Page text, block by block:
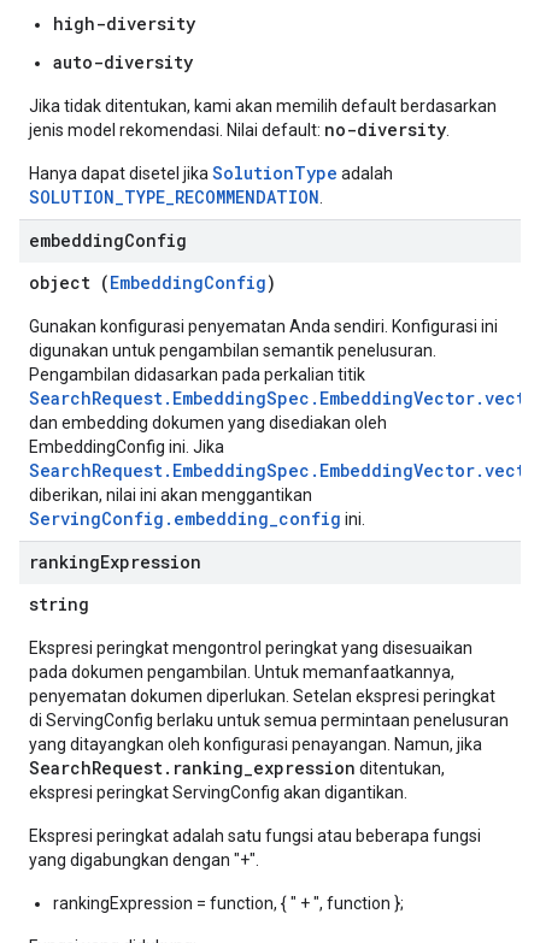
high-diversity
auto-diversity
Jika tidak ditentukan, kami akan memilih default berdasarkan
jenis model rekomendasi. Nilai default: no-diversity
Hanya dapat disetel jika SolutionType adalah
SOLUTION_TYPE_RECOMMENDATION
embeddingConfig
object (EmbeddingConfig)
Gunakan konfigurasi penyematan Anda sendiri. Konfigurasi ini
digunakan untuk pengambilan semantik penelusuran.
Pengambilan didasarkan pada perkalian titik
dan embedding dokumen yang disediakan oleh
EmbeddingConfig ini. Jika
diberikan, nilai ini akan menggantikan
ServingConfig.embedding_config ini.
rankingExpression
string
Ekspresi peringkat mengontrol peringkat yang disesuaikan
pada dokumen pengambilan. Untuk memanfaatkannya,
penyematan dokumen diperlukan. Setelan ekspresi peringkat
di ServingConfig berlaku untuk semua permintaan penelusuran
yang ditayangkan oleh konfigurasi penayangan. Namun, jika
SearchRequest.ranking_expression ditentukan,
ekspresi peringkat ServingConfig akan digantikan.
Ekspresi peringkat adalah satu fungsi atau beberapa fungsi
yang digabungkan dengan "+".
rankingExpression = function, { " + ", function };